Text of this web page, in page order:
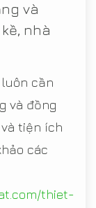
và
nhà
cần
và đồng
tiện ích
các
thiet-